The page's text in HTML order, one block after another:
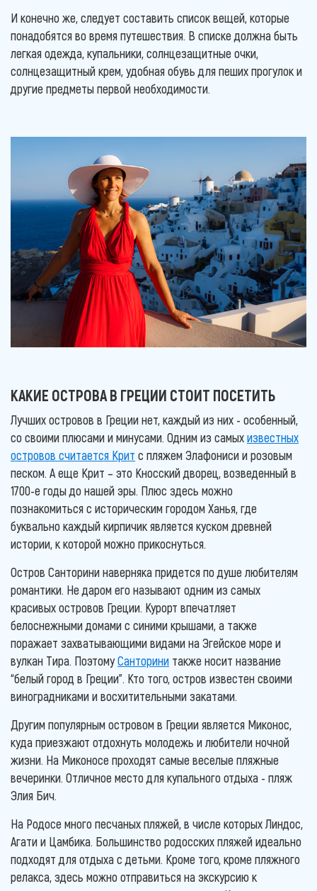
И конечно же, следует составить список вещей, которые
понадобятся во время путешествия. В списке должна быть
легкая одежда, купальники, солнцезащитные очки,
солнцезащитный крем, удобная обувь для пеших прогулок и
другие предметы первой необходимости.
КАКИЕ ОСТРОВА В ГРЕЦИИ СТОИТ ПОСЕТИТЬ
Лучших островов в Греции нет, каждый из них - особенный,
со своими плюсами и минусами. Одним из самыхизвестных
островов считается Крит с пляжем Элафониси и розовым
песком. А еще Крит – это Кносский дворец, возведенный в
1700-е годы до нашей эры. Плюс здесь можно
познакомиться с историческим городом Ханья, где
буквально каждый кирпичик является куском древней
истории, к которой можно прикоснуться.
Остров Санторини наверняка придется по душе любителям
романтики. Не даром его называют одним из самых
красивых островов Греции. Курорт впечатляет
белоснежными домами с синими крышами, а также
поражает захватывающими видами на Эгейское море и
вулкан Тира. ПоэтомуСанторини также носит название
“белый город в Греции”. Кто того, остров известен своими
виноградниками и восхитительными закатами.
Другим популярным островом в Греции является Миконос,
куда приезжают отдохнуть молодежь и любители ночной
жизни. На Миконосе проходят самые веселые пляжные
вечеринки. Отличное место для купального отдыха - пляж
Элия Бич.
На Родосе много песчаных пляжей, в числе которых Линдос,
Агати и Цамбика. Большинство родосских пляжей идеально
подходят для отдыха с детьми. Кроме того, кроме пляжного
релакса, здесь можно отправиться на экскурсию к